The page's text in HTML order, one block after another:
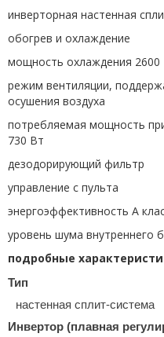
инверторная настенная
обогрев и охлаждение
мощность охлаждения 2600
режим вентиляции,
осушения воздуха
потребляемая мощность
730 Вт
дезодорирующий фильтр
управление с пульта
энергоэффективность A
уровень шума внутреннего
подробные
Тип
настенная сплит-система
Инвертор (плавная